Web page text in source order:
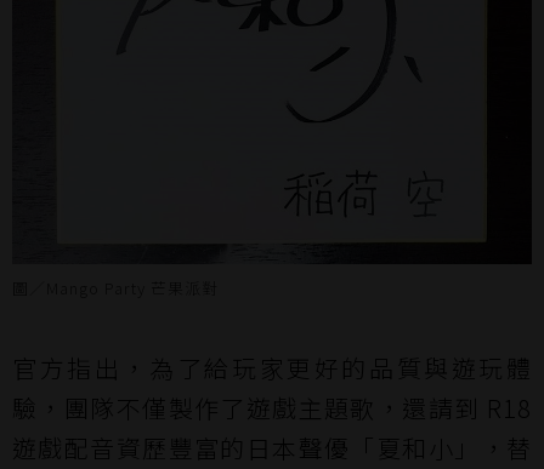
官方指出，為了給玩家更好的品質與遊玩體
驗，團隊不僅製作了遊戲主題歌，還請到 R18
遊戲配音資歷豐富的日本聲優「夏和小」，替